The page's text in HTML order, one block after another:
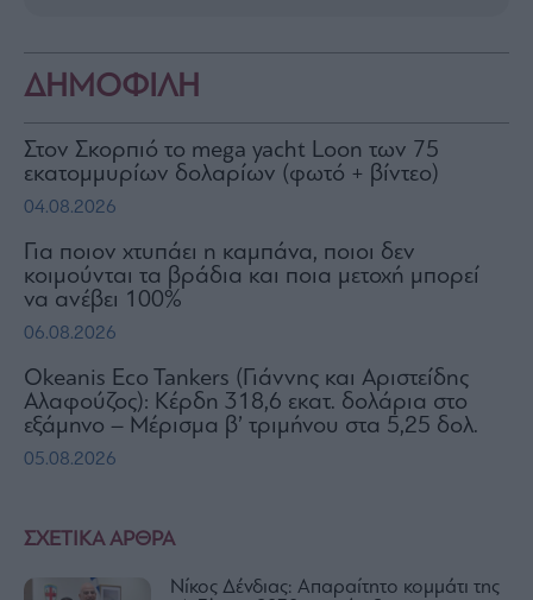
ΣΧΕΤΙΚΑ ΑΡΘΡΑ
Νίκος Δένδιας: Απαραίτητο κομμάτι της
ΔΗΜΟΦΙΛΗ
Στον Σκορπιό το mega yacht Loon των 75
εκατομμυρίων δολαρίων (φωτό + βίντεο)
04.08.2026
Για ποιον χτυπάει η καμπάνα, ποιοι δεν
κοιμούνται τα βράδια και ποια μετοχή μπορεί
να ανέβει 100%
06.08.2026
Okeanis Eco Tankers (Γιάννης και Αριστείδης
Αλαφούζος): Κέρδη 318,6 εκατ. δολάρια στο
εξάμηνο – Μέρισμα β’ τριμήνου στα 5,25 δολ.
05.08.2026